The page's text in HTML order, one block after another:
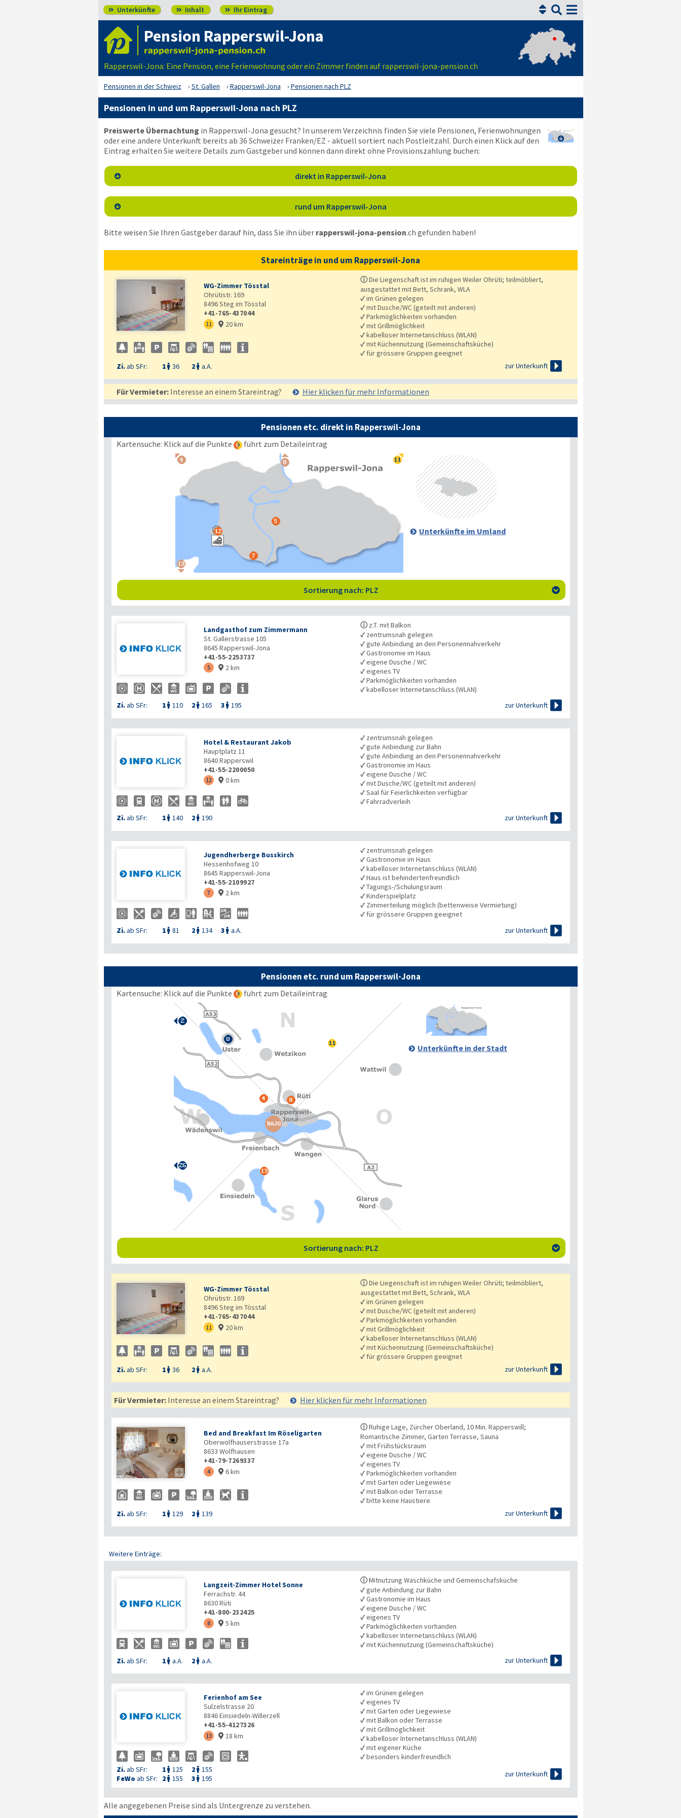
 Unterkünfte  Inhalt  Ihr Eintrag 

Pension Rapperswil-Jona
Rapperswil-Jona: Eine Pension, eine Ferienwohnung oder ein Zimmer finden auf rapperswil-jona-pension.ch
Pensionen in der Schweiz St. Gallen Rapperswil-Jona Pensionen nach PLZ
Pensionen in und um Rapperswil-Jona nach PLZ

Preiswerte Übernachtung in Rapperswil-Jona gesucht? In unserem Verzeichnis finden Sie viele Pensionen, Ferienwohnungen
oder eine andere Unterkunft bereits ab 36 Schweizer Franken/EZ - aktuell sortiert nach Postleitzahl. Durch einen Klick auf den
Eintrag erhalten Sie weitere Details zum Gastgeber und können dann direkt ohne Provisionszahlung buchen:
 direkt in Rapperswil-Jona
 rund um Rapperswil-Jona
Bitte weisen Sie Ihren Gastgeber darauf hin, dass Sie ihn über rapperswil-jona-pension.ch gefunden haben!
Stareinträge in und um Rapperswil-Jona
WG-Zimmer Tösstal
Ohrütistr. 169
8496Steg im Tösstal
+41-765-437044
11  20 km
Zi.ab SFr: 1  36 2  a.A.
ⓘDie Liegenschaft ist im ruhigen Weiler Ohrüti; teilmöbliert,
ausgestattet mit Bett, Schrank, WLA
✓im Grünen gelegen
✓mit Dusche/WC (geteilt mit anderen)
✓Parkmöglichkeiten vorhanden
✓mit Grillmöglichkeit
✓kabelloser Internetanschluss (WLAN)
✓mit Küchennutzung (Gemeinschaftsküche)
✓ für grössere Gruppen geeignet
zur Unterkunft 
Für Vermieter:Interesse an einem Stareintrag? Hier klicken für mehr Informationen
Pensionen etc. direkt in Rapperswil-Jona
Kartensuche: Klick auf die Punkte führt zum Detaileintrag
Unterkünfte im Umland
Sortierung nach: PLZ 
Landgasthof zum Zimmermann
St. Gallerstrasse 105
8645 Rapperswil-Jona
+41-55-2253737
5  2 km
Zi.ab SFr: 1  110 2  165 3  195
ⓘ z.T. mit Balkon
✓ zentrumsnah gelegen
✓gute Anbindung an den Personennahverkehr
✓Gastronomie im Haus
✓eigene Dusche / WC
✓eigenes TV
✓Parkmöglichkeiten vorhanden
✓kabelloser Internetanschluss (WLAN)
zur Unterkunft 
Hotel & Restaurant Jakob
Hauptplatz 11
8640Rapperswil
+41-55-2200050
12  0 km
Zi.ab SFr: 1  140 2  190
✓ zentrumsnah gelegen
✓gute Anbindung zur Bahn
✓gute Anbindung an den Personennahverkehr
✓Gastronomie im Haus
✓eigene Dusche / WC
✓mit Dusche/WC (geteilt mit anderen)
✓Saal für Feierlichkeiten verfügbar
✓Fahrradverleih
zur Unterkunft 
Jugendherberge Busskirch
Hessenhofweg 10
8645 Rapperswil-Jona
+41-55-2109927
7  2 km
Zi.ab SFr: 1  81 2  134 3  a.A.
✓ zentrumsnah gelegen
✓Gastronomie im Haus
✓kabelloser Internetanschluss (WLAN)
✓Haus ist behindertenfreundlich
✓Tagungs-/Schulungsraum
✓Kinderspielplatz
✓ Zimmerteilung möglich (bettenweise Vermietung)
✓ für grössere Gruppen geeignet
zur Unterkunft 
Pensionen etc. rund um Rapperswil-Jona
Kartensuche: Klick auf die Punkte führt zum Detaileintrag
Unterkünfte in der Stadt
Sortierung nach: PLZ 
WG-Zimmer Tösstal
Ohrütistr. 169
8496Steg im Tösstal
+41-765-437044
11  20 km
Zi.ab SFr: 1  36 2  a.A.
ⓘDie Liegenschaft ist im ruhigen Weiler Ohrüti; teilmöbliert,
ausgestattet mit Bett, Schrank, WLA
✓im Grünen gelegen
✓mit Dusche/WC (geteilt mit anderen)
✓Parkmöglichkeiten vorhanden
✓mit Grillmöglichkeit
✓kabelloser Internetanschluss (WLAN)
✓mit Küchennutzung (Gemeinschaftsküche)
✓ für grössere Gruppen geeignet
zur Unterkunft

Für Vermieter:Interesse an einem Stareintrag? Hier klicken für mehr Informationen

Bed and Breakfast Im Röseligarten
Oberwolfhauserstrasse 17a
8633 Wolfhausen
+41-79-7269337
4  6 km
Zi.ab SFr: 1  129 2  139
ⓘRuhige Lage, Zürcher Oberland, 10 Min. Rapperswill;
Romantische Zimmer, Garten Terrasse, Sauna
✓mit Frühstücksraum
✓eigene Dusche / WC
✓eigenes TV
✓Parkmöglichkeiten vorhanden
✓mit Garten oder Liegewiese
✓mit Balkon oder Terrasse
✓bitte keine Haustiere
zur Unterkunft

Weitere Einträge:
Langzeit-Zimmer Hotel Sonne
Ferrachstr. 44
8630Rüti
+41-800-232425
8  5 km
Zi.ab SFr: 1  a.A. 2  a.A.
ⓘMitnutzung Waschküche und Gemeinschafsküche
✓gute Anbindung zur Bahn
✓Gastronomie im Haus
✓eigene Dusche / WC
✓eigenes TV
✓Parkmöglichkeiten vorhanden
✓kabelloser Internetanschluss (WLAN)
✓mit Küchennutzung (Gemeinschaftsküche)
zur Unterkunft

Ferienhof am See
Sulzelstrasse 20
8846Einsiedeln-Willerzell
+41-55-4127326
13  18 km
Zi.ab SFr: 1  125 2  155
FeWo ab SFr: 2  155 3  195
✓im Grünen gelegen
✓eigenes TV
✓mit Garten oder Liegewiese
✓mit Balkon oder Terrasse
✓mit Grillmöglichkeit
✓kabelloser Internetanschluss (WLAN)
✓mit eigener Küche
✓besonders kinderfreundlich
zur Unterkunft 
Alle angegebenen Preise sind als Untergrenze zu verstehen.